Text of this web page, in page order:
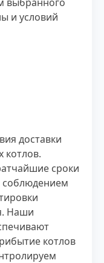
и условий
доставки
котлов.
сроки
соблюдением
Наши
котлов